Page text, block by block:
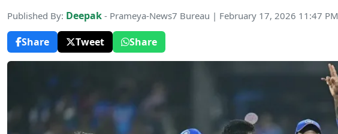
Published By: Deepak - Prameya-News7 Bureau | February 17, 2026 11:47 PM
Share
Tweet Share